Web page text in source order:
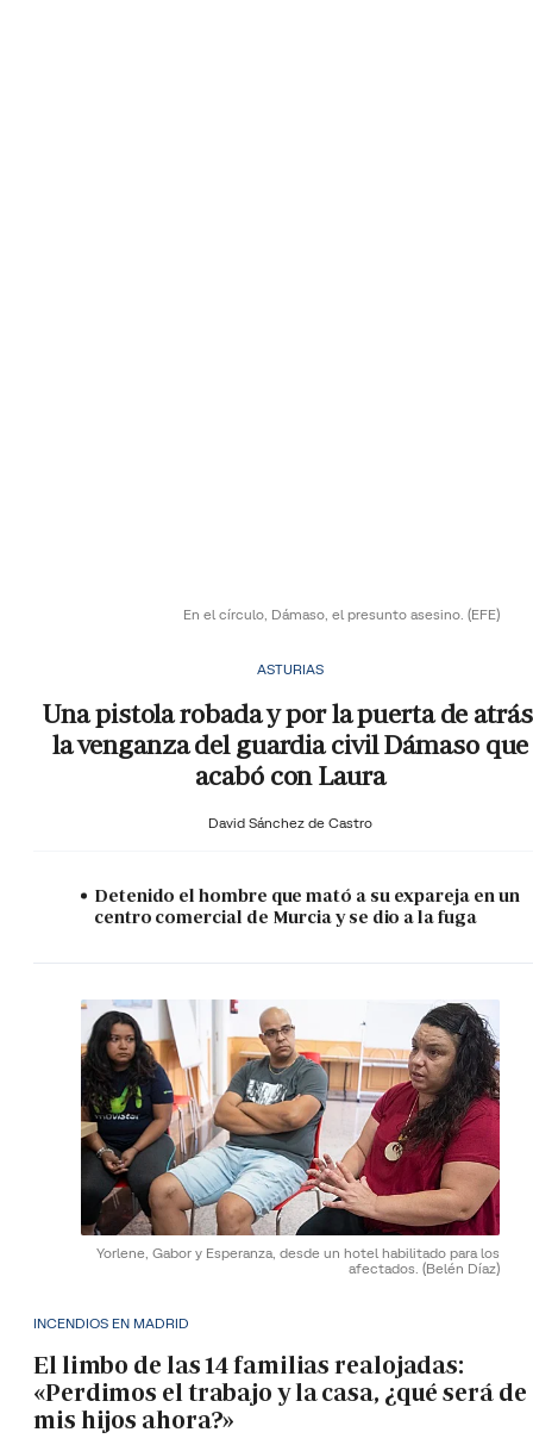
En el círculo, Dámaso, el presunto asesino. (EFE)
ASTURIAS
Una pistola robada y por la puerta de
la venganza del guardia civil Dámaso que
acabó con Laura
David Sánchez de Castro
Detenido el hombre que mató a su expareja en un
centro comercial de Murcia y se dio a la fuga
Yorlene, Gabor y Esperanza, desde un hotel habilitado para los
afectados. (Belén Díaz)
INCENDIOS EN MADRID
El limbo de las 14 familias realojadas:
«Perdimos el trabajo y la casa, ¿qué será de
mis hijos ahora?»